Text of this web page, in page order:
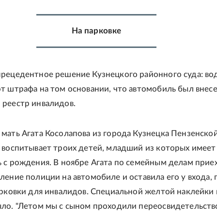
На парковке
решение Кузнецкого районного суда:
штрафа на том основании, что автомобиль был
инвалидов.
Агата Косолапова из города Кузнецка
троих детей, младший из которых имеет
с рождения. В ноябре Агата по семейным делам
полиции на автомобиле и оставила его у входа,
для инвалидов. Специальной желтой наклейки
"Летом мы с сыном проходили